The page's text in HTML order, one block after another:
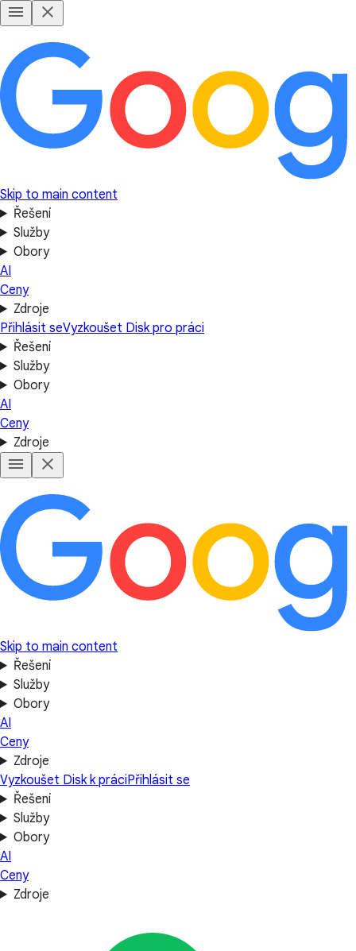
Skip to main content
Řešení
Služby
Obory
AI
Ceny
Zdroje
Přihlásit seVyzkoušet Disk pro práci
Řešení
Služby
Obory
AI
Ceny
Zdroje
Skip to main content
Řešení
Služby
Obory
AI
Ceny
Zdroje
Vyzkoušet Disk k práciPřihlásit se
Řešení
Služby
Obory
AI
Ceny
Zdroje